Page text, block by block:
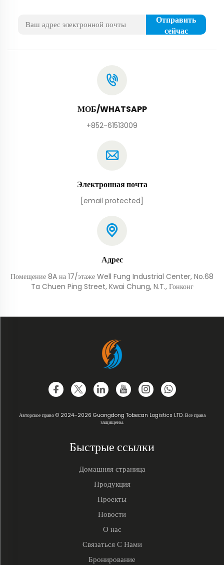
Отправить
сейчас
МОБ/WHATSAPP
+852-61513009
Электронная почта
[email protected]
Адрес
Помещение 8A на 17/этаже Well Fung Industrial Center, No.68
Ta Chuen Ping Street, Kwai Chung, N.T., Гонконг
Авторское право © 2024–2026 Guangdong Tobecan Logistics LTD. Все права
защищены.
Быстрые ссылки
Домашняя страница
Продукция
Проекты
Новости
О нас
Связаться С Нами
Бронирование